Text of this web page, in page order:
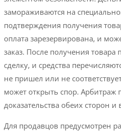
замораживаются на
подтверждения получения
оплата зарезервирована, и
заказ. После получения товара
сделку, и средства
не пришел или не
может открыть спор. Арбитраж
доказательства обеих сторон
Для продавцов предусмотрен